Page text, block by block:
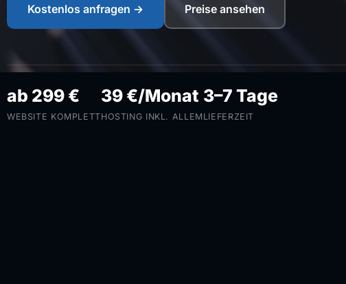
Kostenlos anfragen → Preise ansehen
ab 299 €
WEBSITE KOMPLETT
39 €/Monat
HOSTING INKL. ALLEM
3–7 Tage
LIEFERZEIT